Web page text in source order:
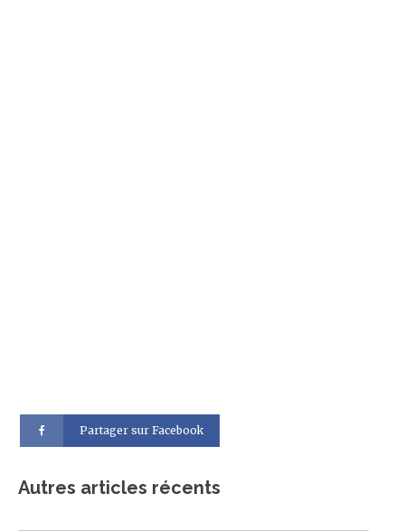
Partager sur Facebook
Autres articles récents